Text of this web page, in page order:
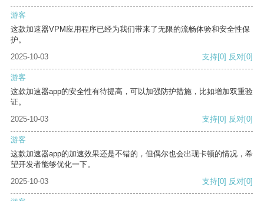
游客
这款加速器VPM应用程序已经为我们带来了无限的流畅体验和安全性保
护。
2025-10-03
支持[0] 反对[0]
游客
这款加速器app的安全性有待提高，可以加强防护措施，比如增加双重验
证。
2025-10-03
支持[0] 反对[0]
游客
这款加速器app的加速效果还是不错的，但偶尔也会出现卡顿的情况，希
望开发者能够优化一下。
2025-10-03
支持[0] 反对[0]